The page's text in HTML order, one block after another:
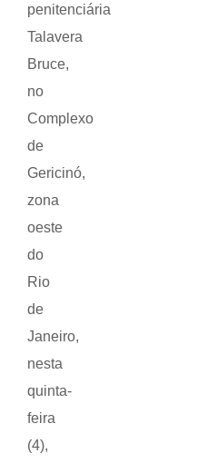
penitenciária
Talavera
Bruce,
no
Complexo
de
Gericinó,
zona
oeste
do
Rio
de
Janeiro,
nesta
quinta-
feira
(4),